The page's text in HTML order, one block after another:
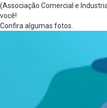
(Associação Comercial e
você!
Confira algumas fotos.